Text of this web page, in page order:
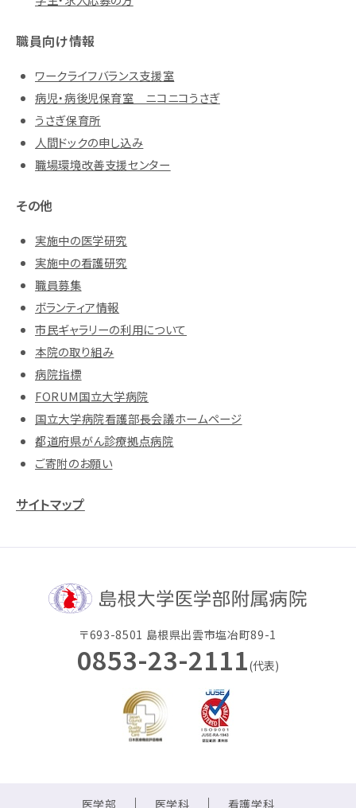
職員向け情報
ワークライフバランス支援室
病児・病後児保育室 ニコニコうさぎ
うさぎ保育所
人間ドックの申し込み
職場環境改善支援センター
その他
実施中の医学研究
実施中の看護研究
職員募集
ボランティア情報
市民ギャラリーの利用について
本院の取り組み
病院指標
FORUM国立大学病院
国立大学病院看護部長会議ホームページ
都道府県がん診療拠点病院
ご寄附のお願い
サイトマップ
〒693-8501 島根県出雲市塩冶町89-1
0853-23-2111(代表)
医学部 医学科 看護学科